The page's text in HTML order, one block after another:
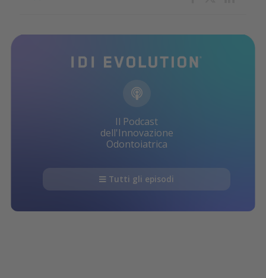
Il Podcast
dell'Innovazione
Odontoiatrica
Tutti gli episodi